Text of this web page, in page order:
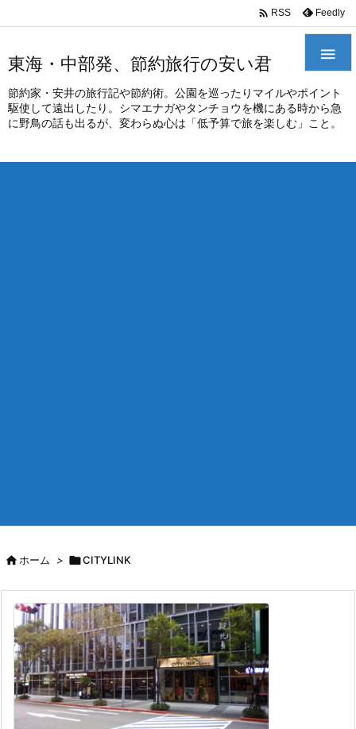
東海・中部発、節約旅行の安い君
節約家・安井の旅行記や節約術。公園を巡ったりマイルやポイント
駆使して遠出したり。シマエナガやタンチョウを機にある時から急
に野鳥の話も出るが、変わらぬ心は「低予算で旅を楽しむ」こと。

 RSS Feedly
ホーム > CITYLINK